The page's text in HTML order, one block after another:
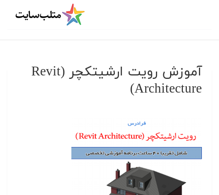
آموزش رویت ارشیتکچر (Revit
Architecture)